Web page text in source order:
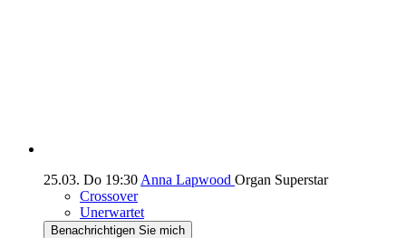
25.03. Do 19:30 Anna Lapwood Organ Superstar
Crossover
Unerwartet
Benachrichtigen Sie mich